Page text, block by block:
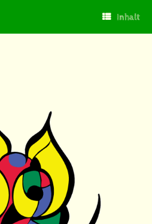
Inhalt